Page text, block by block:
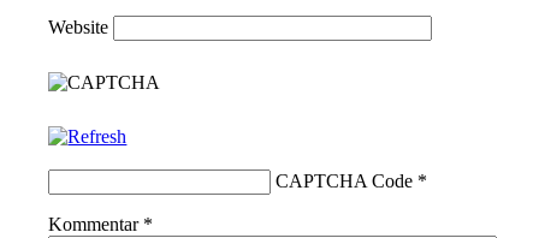
Website
CAPTCHA Code *
Kommentar *